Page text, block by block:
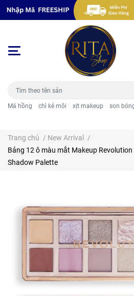
Má hồng chì kẻ môi xịt makeup son
Trang chủ / New Arrival
/
Bảng 12 ô màu mắt Makeup
Shadow Palette